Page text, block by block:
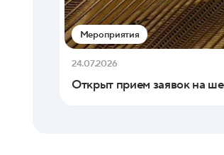
Мероприятия
24.07.2026
Открыт прием заявок на